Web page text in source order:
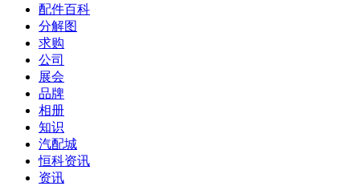
配件百科
分解图
求购
公司
展会
品牌
相册
知识
汽配城
恒科资讯
资讯